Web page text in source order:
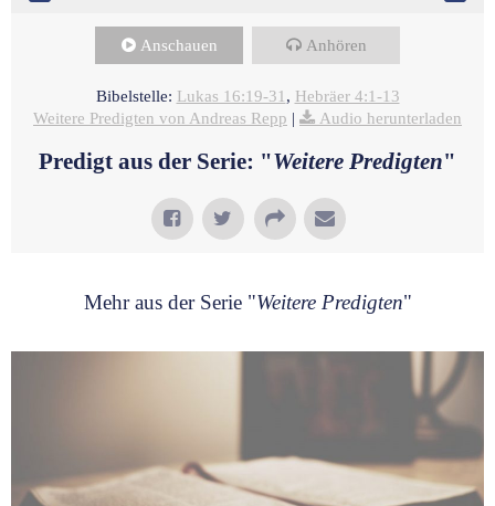
Anschauen Anhören
Bibelstelle: Lukas 16:19-31 , Hebräer 4:1-13
Weitere Predigten von Andreas Repp | Audio herunterladen
Predigt aus der Serie: "Weitere Predigten"
Mehr aus der Serie "Weitere Predigten"